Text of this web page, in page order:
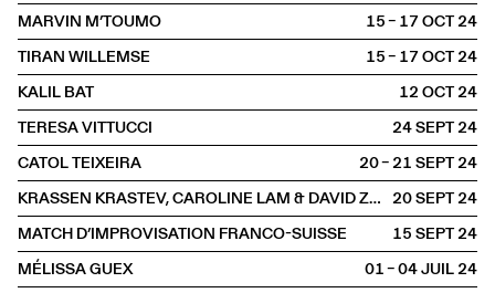
MARVIN M’TOUMO
15 – 17 OCT2024
TIRAN WILLEMSE
15 – 17 OCT2024
KALIL BAT
12 OCT2024
TERESA VITTUCCI
24 SEPT2024
CATOL TEIXEIRA
20 – 21 SEPT2024
KRASSEN KRASTEV, CAROLINE LAM & DAVID ZAGARI 20 SEPT2024
MATCH D’IMPROVISATION FRANCO-SUISSE
15 SEPT2024
MÉLISSA GUEX
01 – 04 JUIL2024